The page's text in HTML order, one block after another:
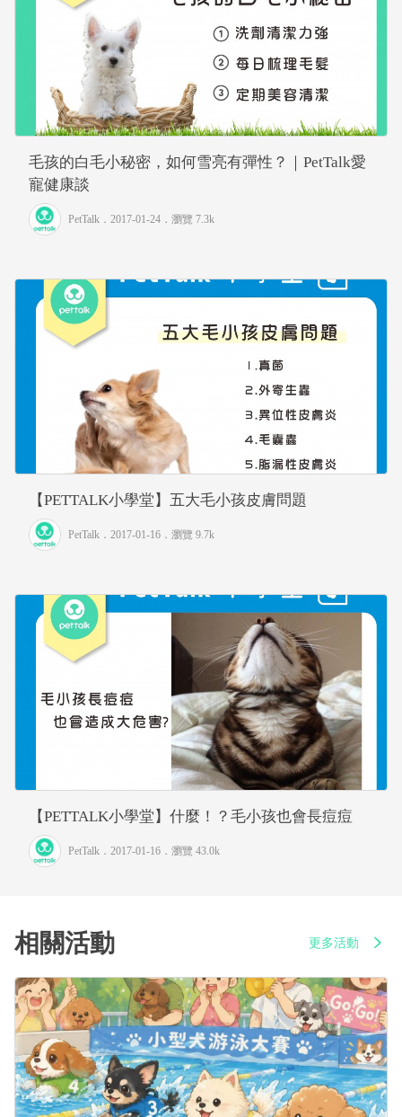
毛孩的白毛小秘密，如何雪亮有彈性？｜PetTalk愛
寵健康談
PetTalk ．2017-01-24． 瀏覽 7.3k
【PETTALK小學堂】五大毛小孩皮膚問題
PetTalk ．2017-01-16． 瀏覽 9.7k
【PETTALK小學堂】什麼！？毛小孩也會長痘痘
PetTalk ．2017-01-16． 瀏覽 43.0k
相關活動 更多活動